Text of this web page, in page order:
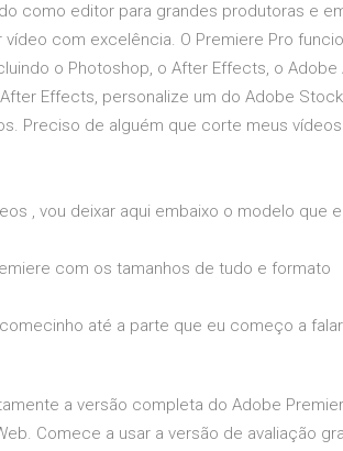
como editor para grandes produtoras e
com excelência. O Premiere Pro
o Photoshop, o After Effects, o
Effects, personalize um do Adobe
Preciso de alguém que corte meus
, vou deixar aqui embaixo o modelo que
com os tamanhos de tudo e formato
até a parte que eu começo a
a versão completa do Adobe
Comece a usar a versão de avaliação